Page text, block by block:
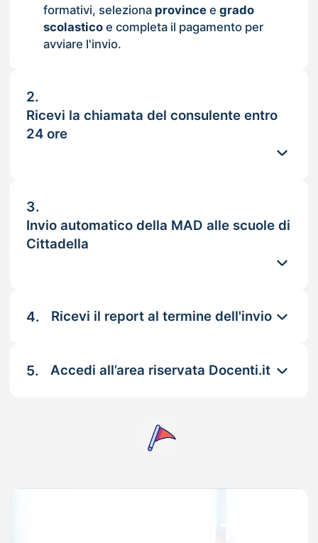
formativi, seleziona provincee grado
scolasticoe completa il pagamento per
avviare l'invio.
2.
Ricevi la chiamata del consulente entro
24 ore
3.
Invio automatico della MAD alle scuole di
Cittadella
4. Ricevi il report al termine dell'invio
5. Accedi all’area riservata Docenti.it